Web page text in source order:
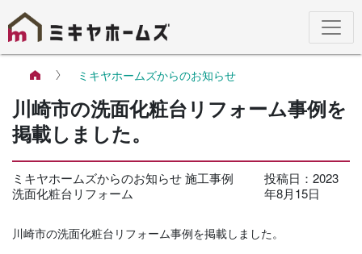
ミキヤホームズからのお知らせ
川崎市の洗面化粧台リフォーム事例を
掲載しました。
ミキヤホームズからのお知らせ施工事例
洗面化粧台リフォーム
投稿日： 2023
年8月15日
川崎市の洗面化粧台リフォーム事例を掲載しました。